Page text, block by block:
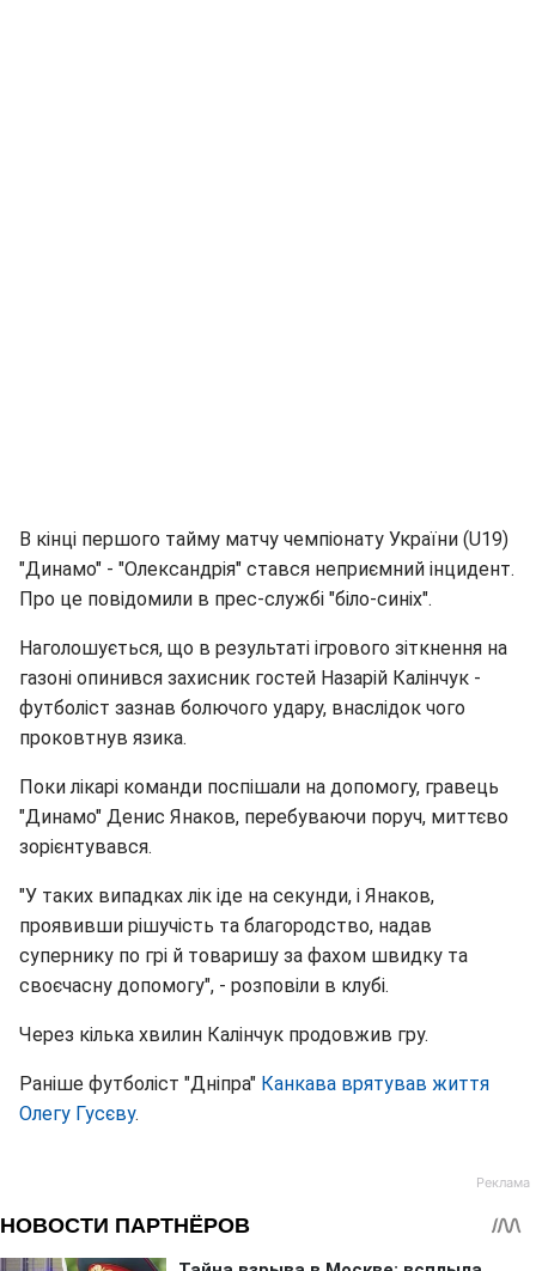
В кінці першого тайму матчу чемпіонату України (U19)
"Динамо" - "Олександрія" стався неприємний інцидент.
Про це повідомили в прес-службі "біло-синіх".
Наголошується, що в результаті ігрового зіткнення на
газоні опинився захисник гостей Назарій Калінчук -
футболіст зазнав болючого удару, внаслідок чого
проковтнув язика.
Поки лікарі команди поспішали на допомогу, гравець
"Динамо" Денис Янаков, перебуваючи поруч, миттєво
зорієнтувався.
"У таких випадках лік іде на секунди, і Янаков,
проявивши рішучість та благородство, надав
супернику по грі й товаришу за фахом швидку та
своєчасну допомогу", - розповіли в клубі.
Через кілька хвилин Калінчук продовжив гру.
Раніше футболіст "Дніпра" Канкава врятував життя
Олегу Гусєву.